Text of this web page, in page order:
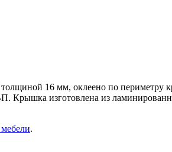
16 мм, оклеено по
Крышка изготовлена из
.